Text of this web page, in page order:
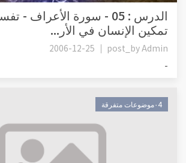
تمكين الإنسان في الأر...
post_byAdmin
2006-12-25
-
٠4موضوعات متفرقة